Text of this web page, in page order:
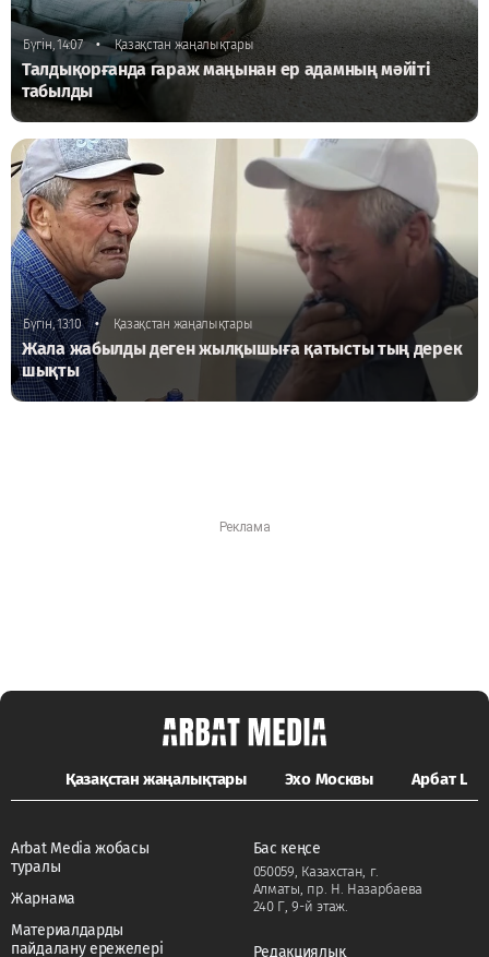
Бүгін, 14:07 • Қазақстан жаңалықтары
Талдықорғанда гараж маңынан ер адамның мәйіті
табылды
Бүгін, 13:10 • Қазақстан жаңалықтары
Жала жабылды деген жылқышыға қатысты тың дерек
шықты
Қазақстан жаңалықтары Эхо Москвы Арбат LIFE
Arbat Media жобасы
туралы
Жарнама
Материалдарды
пайдалану ережелері
Бас кеңсе
050059, Казахстан, г.
Алматы, пр. Н. Назарбаева
240 Г, 9-й этаж.
Редакциялық